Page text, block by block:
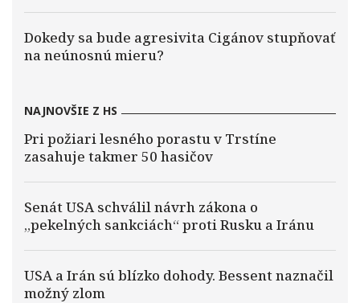
Dokedy sa bude agresivita Cigánov stupňovať
na neúnosnú mieru?
NAJNOVŠIE Z HS
Pri požiari lesného porastu v Trstíne
zasahuje takmer 50 hasičov
Senát USA schválil návrh zákona o
„pekelných sankciách“ proti Rusku a Iránu
USA a Irán sú blízko dohody. Bessent naznačil
možný zlom